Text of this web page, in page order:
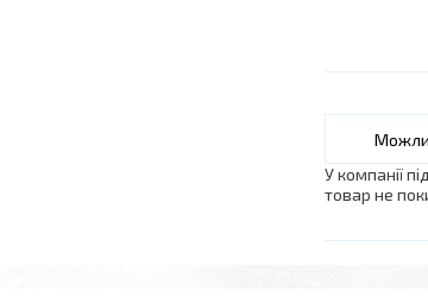
У компанії
товар не